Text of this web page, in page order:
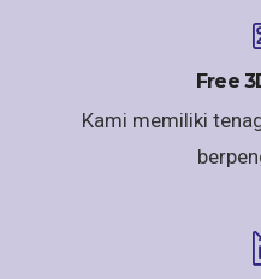
Free
Kami memiliki